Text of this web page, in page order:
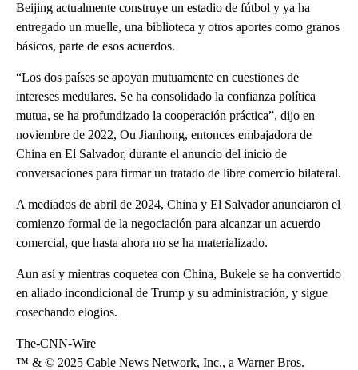
Beijing actualmente construye un estadio de fútbol y ya ha
entregado un muelle, una biblioteca y otros aportes como granos
básicos, parte de esos acuerdos.
“Los dos países se apoyan mutuamente en cuestiones de
intereses medulares. Se ha consolidado la confianza política
mutua, se ha profundizado la cooperación práctica”, dijo en
noviembre de 2022, Ou Jianhong, entonces embajadora de
China en El Salvador, durante el anuncio del inicio de
conversaciones para firmar un tratado de libre comercio bilateral.
A mediados de abril de 2024, China y El Salvador anunciaron el
comienzo formal de la negociación para alcanzar un acuerdo
comercial, que hasta ahora no se ha materializado.
Aun así y mientras coquetea con China, Bukele se ha convertido
en aliado incondicional de Trump y su administración, y sigue
cosechando elogios.
The-CNN-Wire
™ & © 2025 Cable News Network, Inc., a Warner Bros.